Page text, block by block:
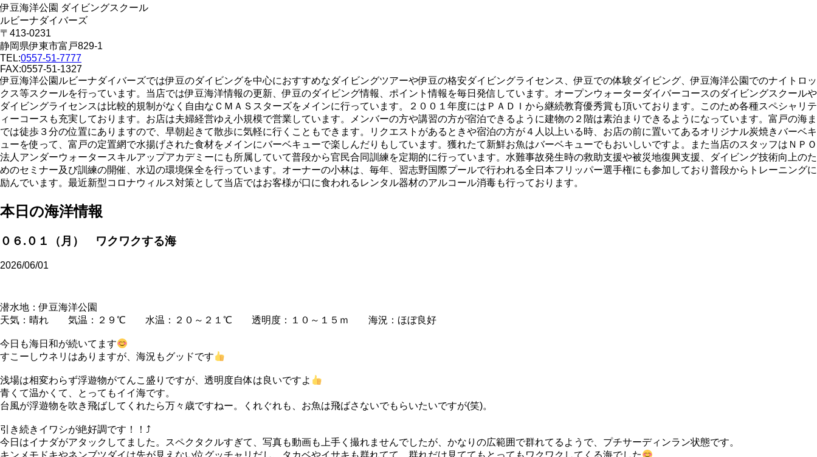
伊豆海洋公園 ダイビングスクール
ルビーナダイバーズ
〒413-0231
静岡県伊東市富戸829-1
TEL:0557-51-7777
FAX:0557-51-1327
伊豆海洋公園ルビーナダイバーズでは伊豆のダイビングを中心におすすめなダイビングツアーや伊豆の格安ダイビングライセンス、伊豆での体験ダイビング、伊豆海洋公園でのナイトロッ
クス等スクールを行っています。当店では伊豆海洋情報の更新、伊豆のダイビング情報、ポイント情報を毎日発信しています。オープンウォーターダイバーコースのダイビングスクールや
ダイビングライセンスは比較的規制がなく自由なＣＭＡＳスターズをメインに行っています。２００１年度にはＰＡＤＩから継続教育優秀賞も頂いております。このため各種スペシャリテ
ィーコースも充実しております。お店は夫婦経営ゆえ小規模で営業しています。メンバーの方や講習の方が宿泊できるように建物の２階は素泊まりできるようになっています。富戸の海ま
では徒歩３分の位置にありますので、早朝起きて散歩に気軽に行くこともできます。リクエストがあるときや宿泊の方が４人以上いる時、お店の前に置いてあるオリジナル炭焼きバーベキ
ューを使って、富戸の定置網で水揚げされた食材をメインにバーベキューで楽しんだりもしています。獲れたて新鮮お魚はバーベキューでもおいしいですよ。また当店のスタッフはＮＰＯ
法人アンダーウォータースキルアップアカデミーにも所属していて普段から官民合同訓練を定期的に行っています。水難事故発生時の救助支援や被災地復興支援、ダイビング技術向上のた
めのセミナー及び訓練の開催、水辺の環境保全を行っています。オーナーの小林は、毎年、習志野国際プールで行われる全日本フリッパー選手権にも参加しており普段からトレーニングに
励んでいます。最近新型コロナウィルス対策として当店ではお客様が口に食われるレンタル器材のアルコール消毒も行っております。
本日の海洋情報
０６.０１（月） ワクワクする海
2026/06/01
潜水地：伊豆海洋公園
天気：晴れ 気温：２９℃ 水温：２０～２１℃ 透明度：１０～１５ｍ 海況：ほぼ良好
今日も海日和が続いてます
すこーしウネリはありますが、海況もグッドです
浅場は相変わらず浮遊物がてんこ盛りですが、透明度自体は良いですよ
青くて温かくて、とってもイイ海です。
台風が浮遊物を吹き飛ばしてくれたら万々歳ですねー。くれぐれも、お魚は飛ばさないでもらいたいですが(笑)。
引き続きイワシが絶好調です！！⤴
今日はイナダがアタックしてました。スペクタクルすぎて、写真も動画も上手く撮れませんでしたが、かなりの広範囲で群れてるようで、プチサーディンラン状態です。